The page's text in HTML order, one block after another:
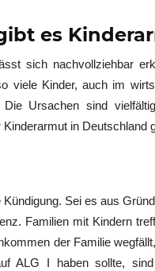
es
sich nachvollziehbar
viele Kinder, auch im
Die Ursachen sind
in Deutschland
Sei es aus
Familien mit Kindern
der Familie
ALG I haben sollte,